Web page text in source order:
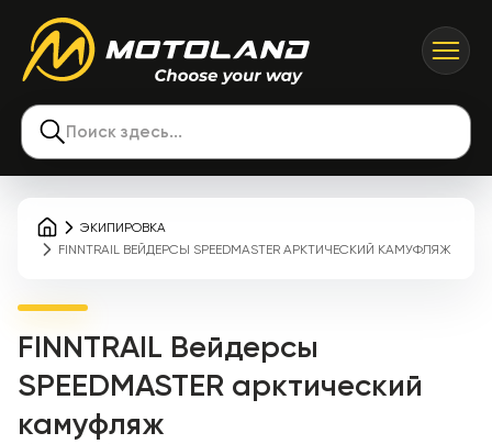
Поиск здесь...
ЭКИПИРОВКА
FINNTRAIL ВЕЙДЕРСЫ SPEEDMASTER АРКТИЧЕСКИЙ КАМУФЛЯЖ
FINNTRAIL Вейдерсы
SPEEDMASTER арктический
камуфляж